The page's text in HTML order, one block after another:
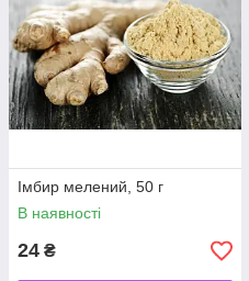
Імбир мелений, 50 г
В наявності
24 ₴